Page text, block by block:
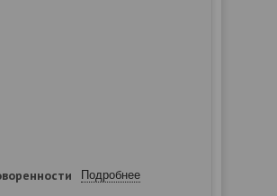
Подробнее